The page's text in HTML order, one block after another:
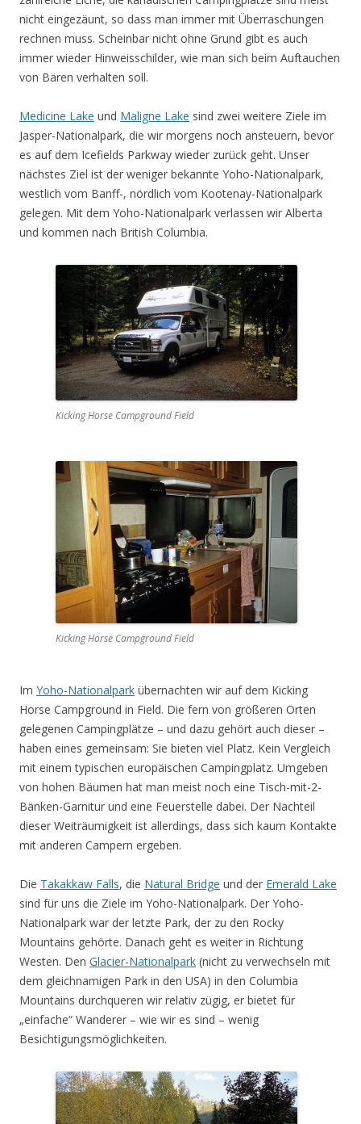
nicht eingezäunt, so dass man immer mit Überraschungen
rechnen muss. Scheinbar nicht ohne Grund gibt es auch
immer wieder Hinweisschilder, wie man sich beim Auftauchen
von Bären verhalten soll.
Medicine Lake und Maligne Lake sind zwei weitere Ziele im
Jasper-Nationalpark, die wir morgens noch ansteuern, bevor
es auf dem Icefields Parkway wieder zurück geht. Unser
nächstes Ziel ist der weniger bekannte Yoho-Nationalpark,
westlich vom Banff-, nördlich vom Kootenay-Nationalpark
gelegen. Mit dem Yoho-Nationalpark verlassen wir Alberta
und kommen nach British Columbia.
Kicking Horse Campground Field
Kicking Horse Campground Field
Im Yoho-Nationalpark übernachten wir auf dem Kicking
Horse Campground in Field. Die fern von größeren Orten
gelegenen Campingplätze – und dazu gehört auch dieser –
haben eines gemeinsam: Sie bieten viel Platz. Kein Vergleich
mit einem typischen europäischen Campingplatz. Umgeben
von hohen Bäumen hat man meist noch eine Tisch-mit-2-
Bänken-Garnitur und eine Feuerstelle dabei. Der Nachteil
dieser Weiträumigkeit ist allerdings, dass sich kaum Kontakte
mit anderen Campern ergeben.
Die Takakkaw Falls, die Natural Bridge und der Emerald Lake
sind für uns die Ziele im Yoho-Nationalpark. Der Yoho-
Nationalpark war der letzte Park, der zu den Rocky
Mountains gehörte. Danach geht es weiter in Richtung
Westen. Den Glacier-Nationalpark (nicht zu verwechseln mit
dem gleichnamigen Park in den USA) in den Columbia
Mountains durchqueren wir relativ zügig, er bietet für
„einfache“ Wanderer – wie wir es sind – wenig
Besichtigungsmöglichkeiten.